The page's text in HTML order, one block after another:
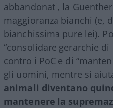
abbandonati, la
maggioranza bianchi (e,
bianchissima pure lei).
“consolidare gerarchie
contro i PoC e di
gli uomini, mentre si
animali diventano
mantenere la